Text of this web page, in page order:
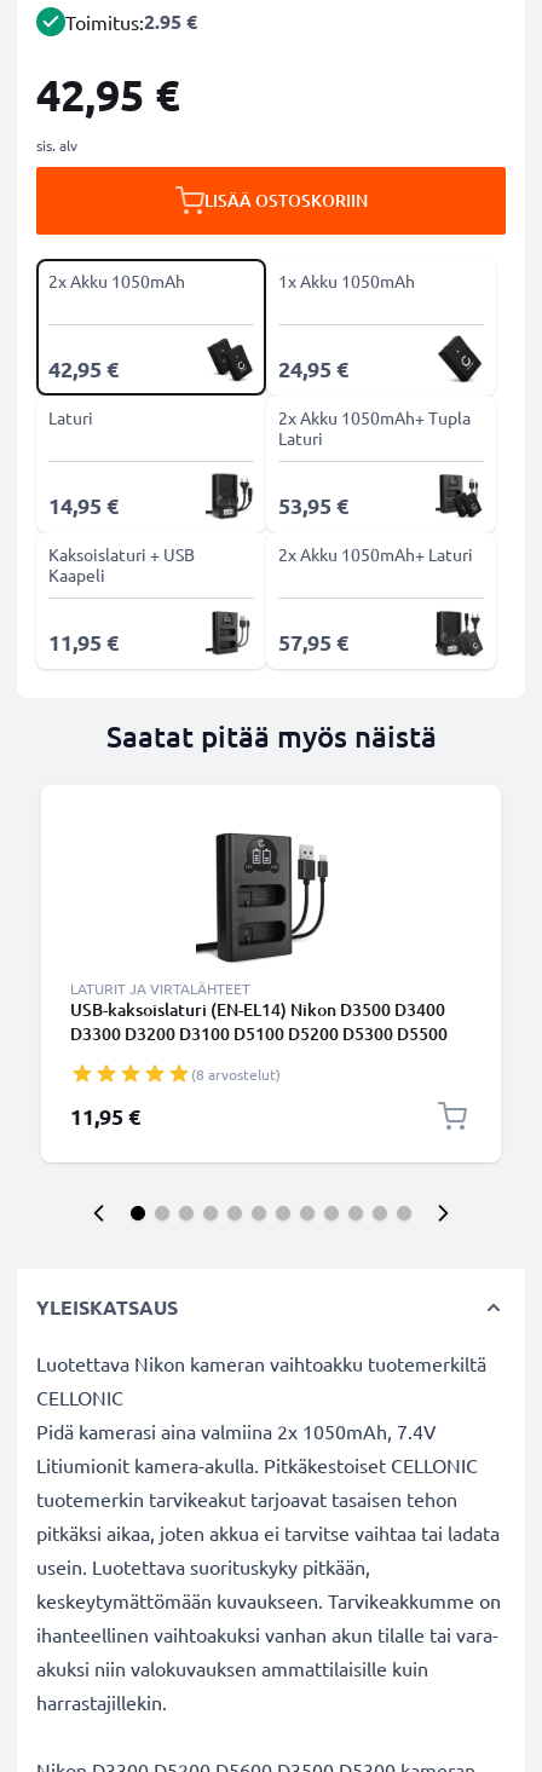
Toimitus:2.95 €
42,95 €
sis. alv
LISÄÄ OSTOSKORIIN
2x Akku 1050mAh
42,95 €
1x Akku 1050mAh
24,95 €
Laturi
14,95 €
2x Akku 1050mAh+ Tupla
Laturi
53,95 €
Kaksoislaturi + USB
Kaapeli
11,95 €
2x Akku 1050mAh+ Laturi
57,95 €
Saatat pitää myös näistä
LATURIT JA VIRTALÄHTEET
USB-kaksoislaturi (EN-EL14) Nikon D3500 D3400
D3300 D3200 D3100 D5100 D5200 D5300 D5500
1m + USB Kaapeli valmistajalta CELLONIC
(8 arvostelut)
11,95 €
YLEISKATSAUS
Luotettava Nikon kameran vaihtoakku tuotemerkiltä
CELLONIC
Pidä kamerasi aina valmiina 2x 1050mAh, 7.4V
Litiumionit kamera-akulla. Pitkäkestoiset CELLONIC
tuotemerkin tarvikeakut tarjoavat tasaisen tehon
pitkäksi aikaa, joten akkua ei tarvitse vaihtaa tai ladata
usein. Luotettava suorituskyky pitkään,
keskeytymättömään kuvaukseen. Tarvikeakkumme on
ihanteellinen vaihtoakuksi vanhan akun tilalle tai vara-
akuksi niin valokuvauksen ammattilaisille kuin
harrastajillekin.